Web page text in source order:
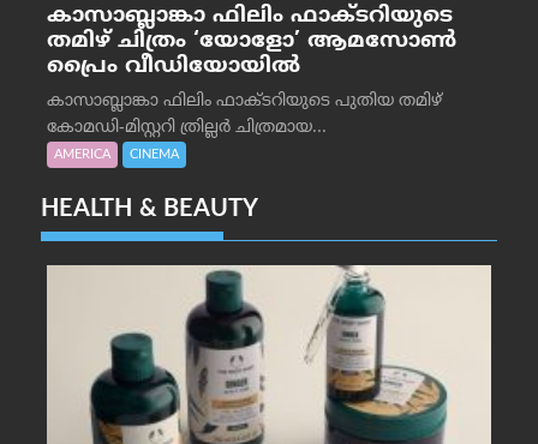
കാസാബ്ലാങ്കാ ഫിലിം ഫാക്ടറിയുടെ
തമിഴ് ചിത്രം ‘യോളോ’ ആമസോൺ
പ്രൈം വീഡിയോയിൽ
കാസാബ്ലാങ്കാ ഫിലിം ഫാക്ടറിയുടെ പുതിയ തമിഴ്
കോമഡി-മിസ്റ്ററി ത്രില്ലർ ചിത്രമായ...
AMERICA CINEMA
HEALTH & BEAUTY